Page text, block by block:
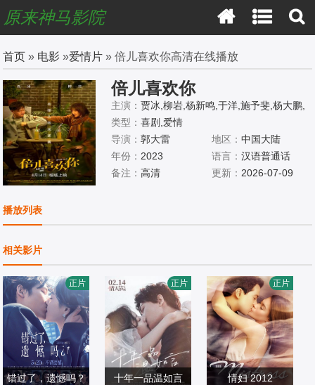
原来神马影院
首页 » 电影 »爱情片 » 倍儿喜欢你高清在线播放
倍儿喜欢你
主演：贾冰,柳岩,杨新鸣,于洋,施予斐,杨大鹏,
高搏,李昕亮,黄允桐,张子墨,蒋欣奇,郭力行,刘
子豪,常远,魏翔,鄂靖文,潘斌龙,冯雷,曾黎,孙越,
修睿,刘天佐,范湉湉,喳喳,林柒予,潘柚彤,马典
滨,单越升
类型：喜剧,爱情
导演：郭大雷 地区： 中国大陆
年份： 2023 语言： 汉语普通话
备注：高清 更新： 2026-07-09
播放列表
相关影片
错过了，遗憾吗？
正片
十年一品温如言
正片
情妇 2012
正片